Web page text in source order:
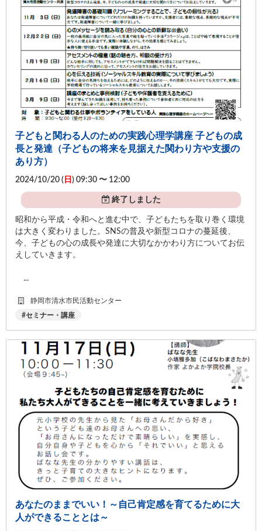
子どもと関わる人のための実践心理学講座 子どもの成
長と発達（子どもの将来を見据えた関わり方や支援の
あり方）
2024/10/20 ( 日 ) 09:30 〜 12:00
終了しました
昭和から平成・令和へと進む中で、子どもたちを取り巻く環境
は大きく変わりました。SNSの普及や新型コロナの蔓延後、
今、子どもの心の成長や発達に大切なかかわり方についてお伝
えしていきます。
...
静岡市清水市民活動センター
セミナー・講座
あなたのままでいい！～自己肯定感を育てるために大
人ができることとは～